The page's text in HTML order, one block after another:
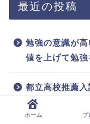
最近の投稿
勉強の意識が
値を上げて勉強
都立高校推薦
私立高校の単
ホーム プ